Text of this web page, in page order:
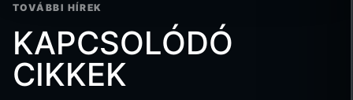
TOVÁBBI HÍREK
KAPCSOLÓDÓ
CIKKEK